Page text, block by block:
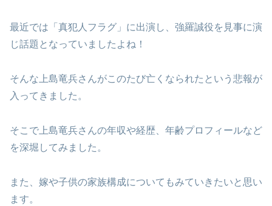
最近では「真犯人フラグ」に出演し、強羅誠役を見事に演
じ話題となっていましたよね！
そんな上島竜兵さんがこのたび亡くなられたという悲報が
入ってきました。
そこで上島竜兵さんの年収や経歴、年齢プロフィールなど
を深堀してみました。
また、嫁や子供の家族構成についてもみていきたいと思い
ます。